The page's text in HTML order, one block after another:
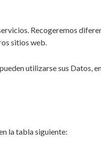
Recogeremos
sitios web.
utilizarse sus Datos,
la tabla siguiente: